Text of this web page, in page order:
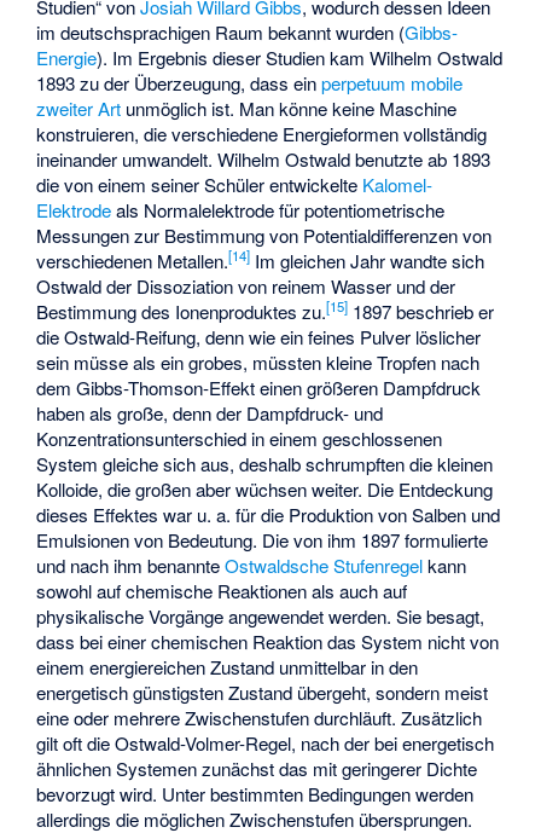
Studien“ vonJosiah Willard Gibbs, wodurch dessen Ideen
im deutschsprachigen Raum bekannt wurden (Gibbs-
Energie). Im Ergebnis dieser Studien kam Wilhelm Ostwald
1893 zu der Überzeugung, dass einperpetuum mobile
zweiter Art unmöglich ist. Man könne keine Maschine
konstruieren, die verschiedene Energieformen vollständig
ineinander umwandelt. Wilhelm Ostwald benutzte ab 1893
die von einem seiner Schüler entwickelte Kalomel-
Elektrodeals Normalelektrode für potentiometrische
Messungen zur Bestimmung von Potentialdifferenzen von
verschiedenen Metallen.[14] Im gleichen Jahr wandte sich
Ostwald der Dissoziation von reinem Wasser und der
Bestimmung des Ionenproduktes zu.[15] 1897 beschrieb er
die Ostwald-Reifung, denn wie ein feines Pulver löslicher
sein müsse als ein grobes, müssten kleine Tropfen nach
demGibbs-Thomson-Effekteinen größeren Dampfdruck
haben als große, denn der Dampfdruck- und
Konzentrationsunterschied in einem geschlossenen
System gleiche sich aus, deshalb schrumpften die kleinen
Kolloide, die großen aber wüchsen weiter. Die Entdeckung
dieses Effektes war u. a. für die Produktion von Salben und
Emulsionen von Bedeutung. Die von ihm 1897 formulierte
und nach ihm benannteOstwaldsche Stufenregelkann
sowohl auf chemische Reaktionen als auch auf
physikalische Vorgänge angewendet werden. Sie besagt,
dass bei einer chemischen Reaktion das System nicht von
einem energiereichen Zustand unmittelbar in den
energetisch günstigsten Zustand übergeht, sondern meist
eine oder mehrere Zwischenstufen durchläuft. Zusätzlich
gilt oft die Ostwald-Volmer-Regel, nach der bei energetisch
ähnlichen Systemen zunächst das mit geringerer Dichte
bevorzugt wird. Unter bestimmten Bedingungen werden
allerdings die möglichen Zwischenstufen übersprungen.